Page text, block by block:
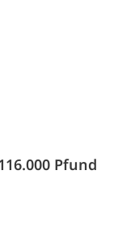
Pfund